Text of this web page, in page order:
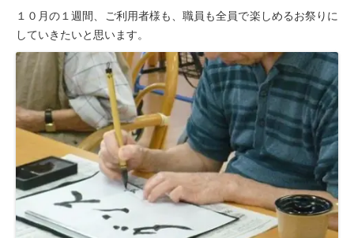
１０月の１週間、ご利用者様も、職員も全員で楽しめるお祭りに
していきたいと思います。